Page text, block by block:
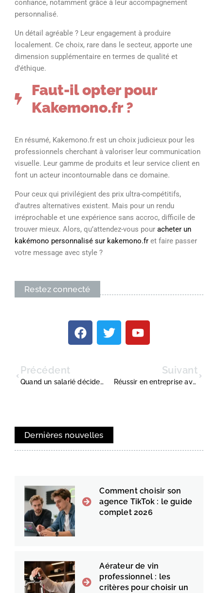
confiance, notamment grâce à leur accompagnement
personnalisé.
Un détail agréable ? Leur engagement à produire
localement. Ce choix, rare dans le secteur, apporte une
dimension supplémentaire en termes de qualité et
d’éthique.
Faut-il opter pour
Kakemono.fr ?
En résumé, Kakemono.fr est un choix judicieux pour les
professionnels cherchant à valoriser leur communication
visuelle. Leur gamme de produits et leur service client en
font un acteur incontournable dans ce domaine.
Pour ceux qui privilégient des prix ultra-compétitifs,
d’autres alternatives existent. Mais pour un rendu
irréprochable et une expérience sans accroc, difficile de
trouver mieux. Alors, qu’attendez-vous pour acheter un
kakémono personnalisé sur kakemono.fr et faire passer
votre message avec style ?
Restez connecté
Précédent
Quand un salarié décide de stopper son cdd : comprendre le choix derrière la lettre
Suivant
Réussir en entreprise avec le trouble bipolaire : des défis aux opportunités
Dernières nouvelles
Comment choisir son
agence TikTok : le guide
complet 2026
Aérateur de vin
professionnel : les
critères pour choisir un